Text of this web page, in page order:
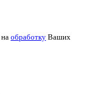
обработку Ваших